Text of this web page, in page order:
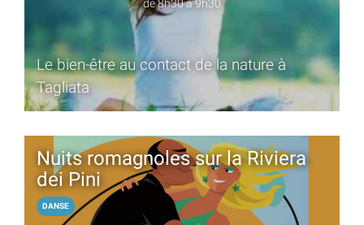
de 8h30 à 9h30
Le bien-être au contact de la nature à
Tagliata
Nuits romagnoles sur la Riviera
dei Pini
DANSE